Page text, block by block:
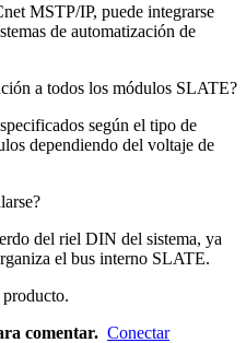
MSTP/IP, puede integrarse
de automatización de
a todos los módulos SLATE?
según el tipo de
dependiendo del voltaje de
del riel DIN del sistema, ya
el bus interno SLATE.
comentar. Conectar